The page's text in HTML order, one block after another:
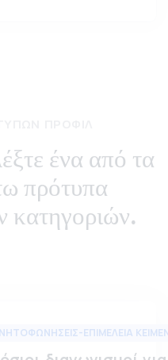
ένα από τα
πρότυπα
κατηγοριών.
ΕΠΙΜΕΛΕΙΑ